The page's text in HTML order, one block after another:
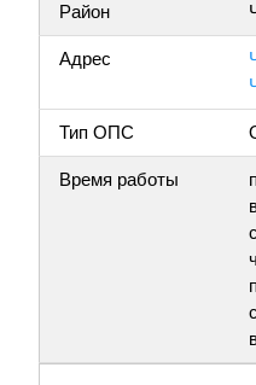
Район
Адрес
Тип ОПС
Время работы